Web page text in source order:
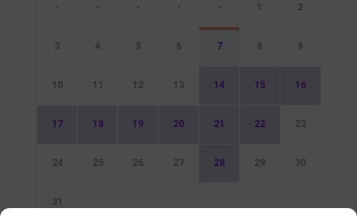
- - - - - 1 2
3 4 5 6 7 8 9
10 11 12 13 14 15 16
17 18 19 20 21 22 23
24 25 26 27 28 29 30
31